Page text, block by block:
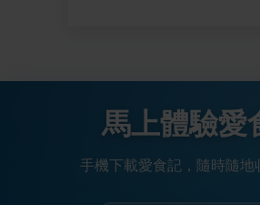
馬上體驗愛
手機下載愛食記，隨時隨地